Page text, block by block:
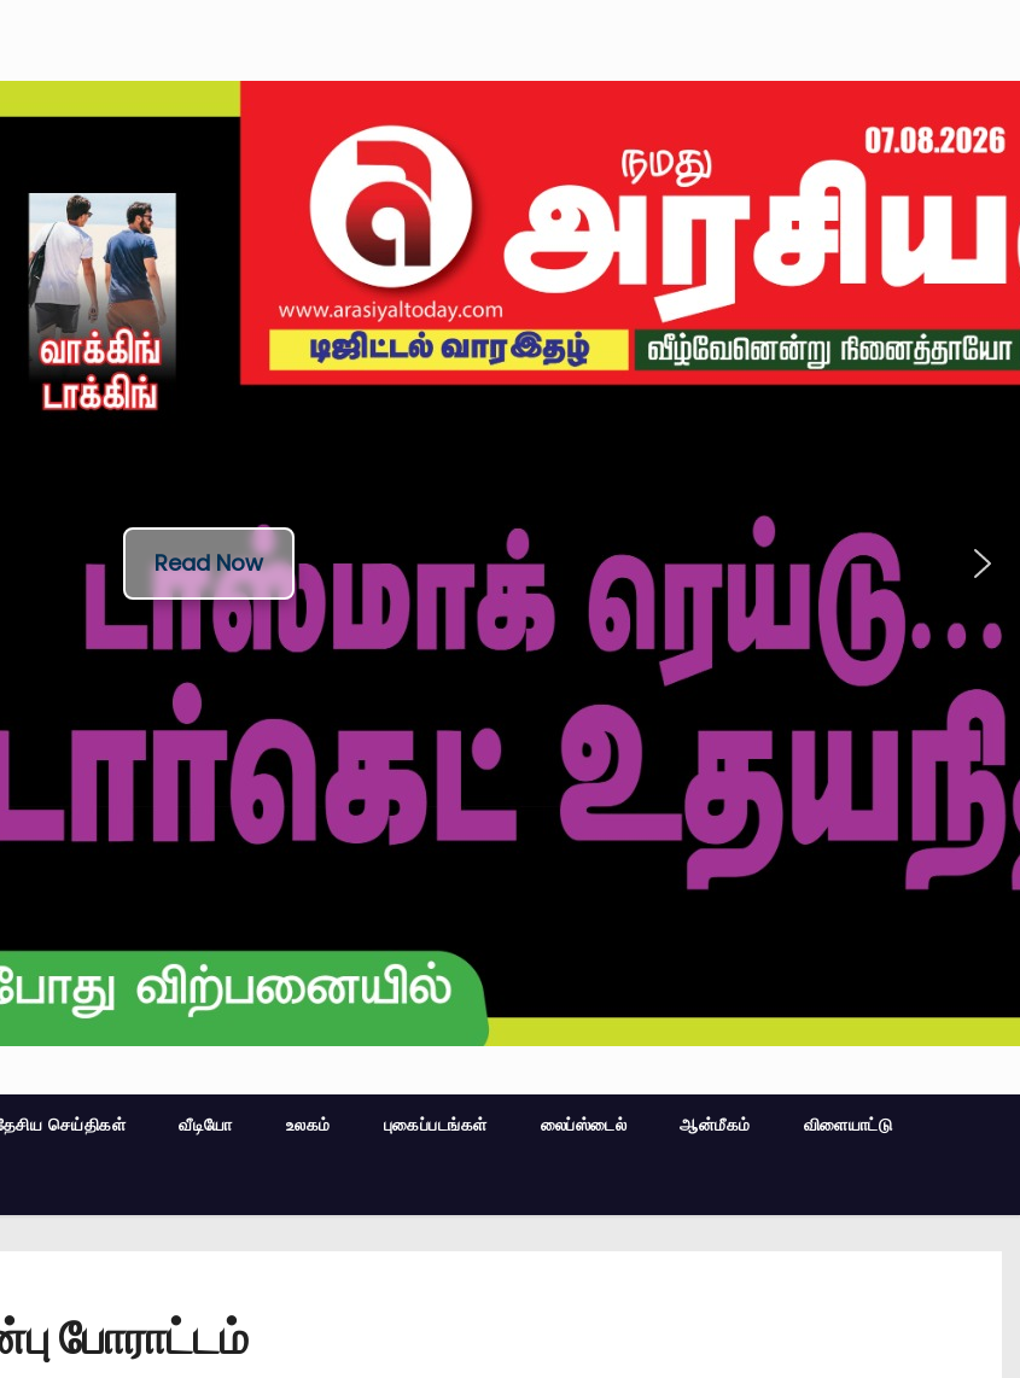
Read Now
செய்திகள் வீடியோ உலகம் புகைப்படங்கள் லைப்ஸ்டைல் ஆன்மீகம் விளையாட்டு
போராட்டம்